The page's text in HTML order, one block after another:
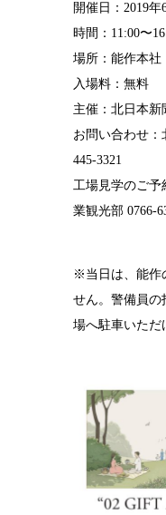
開催日：2019年
時間：11:00〜
場所：能作本社
入場料：無料
主催：北日本新
お問い合わせ
445-3321
工場見学のご
業観光部 0766-
※当日は、能作
せん。警備員の
場へ駐車いただ